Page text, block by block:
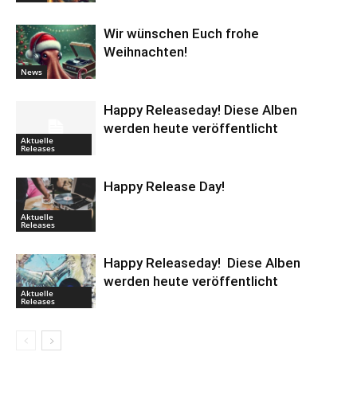
News
Wir wünschen Euch frohe
Weihnachten!
Aktuelle
Releases
Happy Releaseday! Diese Alben
werden heute veröffentlicht
Aktuelle
Releases
Happy Release Day!
Aktuelle
Releases
Happy Releaseday! Diese Alben
werden heute veröffentlicht